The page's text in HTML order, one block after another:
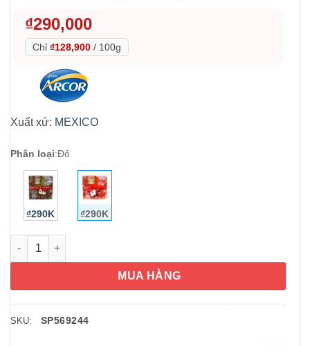
₫290,000
Chỉ ₫128,900 / 100g
Xuất xứ: MEXICO
Phân loại:Đỏ
₫290K ₫290K
Kẹo Socola Arcor Bon O Bon Chocolate 225g (Hộp đỏ) số
MUA HÀNG
SKU: SP569244